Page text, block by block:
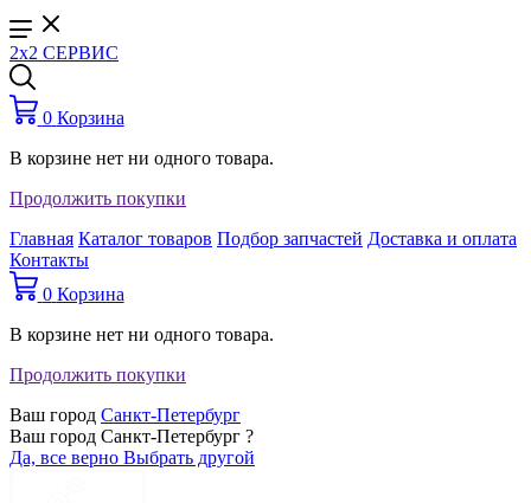
2x2 СЕРВИС
0 Корзина
В корзине нет ни одного товара.
Продолжить покупки
Главная Каталог товаров Подбор запчастей Доставка и оплата
Контакты
0 Корзина
В корзине нет ни одного товара.
Продолжить покупки
Ваш город Санкт-Петербург
Ваш город Санкт-Петербург ?
Да, все верно Выбрать другой